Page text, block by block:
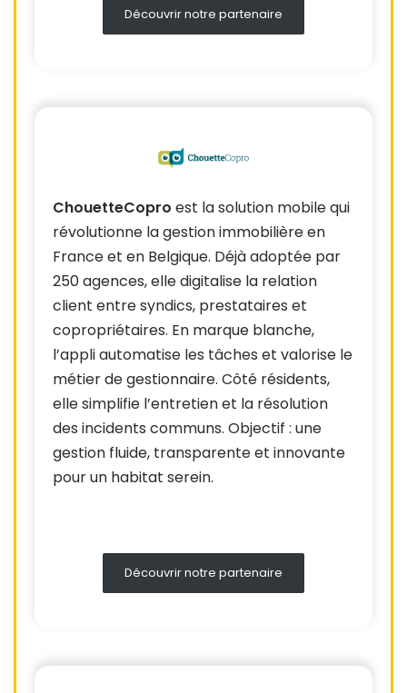
Découvrir notre partenaire
ChouetteCopro est la solution mobile qui
révolutionne la gestion immobilière en
France et en Belgique. Déjà adoptée par
250 agences, elle digitalise la relation
client entre syndics, prestataires et
copropriétaires. En marque blanche,
l’appli automatise les tâches et valorise le
métier de gestionnaire. Côté résidents,
elle simplifie l’entretien et la résolution
des incidents communs. Objectif : une
gestion fluide, transparente et innovante
pour un habitat serein.
Découvrir notre partenaire